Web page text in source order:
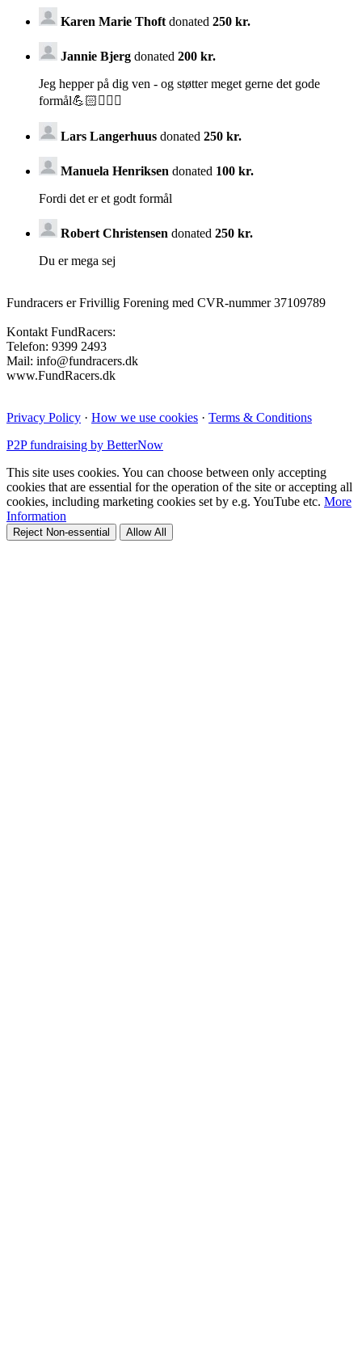
Karen Marie Thoft donated 250 kr.
Jannie Bjerg donated 200 kr.
Jeg hepper på dig ven - og støtter meget gerne det gode
formål💪🏻🏃🏻‍♀️
Lars Langerhuus donated 250 kr.
Manuela Henriksen donated 100 kr.
Fordi det er et godt formål
Robert Christensen donated 250 kr.
Du er mega sej
Fundracers er Frivillig Forening med CVR-nummer 37109789
Kontakt FundRacers:
Telefon: 9399 2493
Mail: info@fundracers.dk
www.FundRacers.dk
Privacy Policy · How we use cookies · Terms & Conditions
P2P fundraising by BetterNow
This site uses cookies. You can choose between only accepting
cookies that are essential for the operation of the site or accepting all
cookies, including marketing cookies set by e.g. YouTube etc. More
Information
Reject Non-essential Allow All